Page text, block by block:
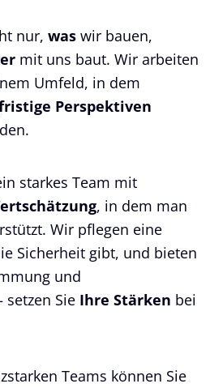
nur, was wir bauen,
mit uns baut. Wir arbeiten
Umfeld, in dem
Perspektiven
starkes Team mit
, in dem man
Wir pflegen eine
Sicherheit gibt, und bieten
und
setzen Sie Ihre Stärken bei
Teams können Sie